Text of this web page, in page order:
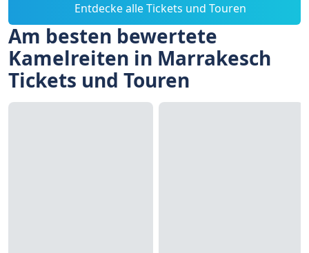
Entdecke alle Tickets und Touren
Am besten bewertete
Kamelreiten in Marrakesch
Tickets und Touren